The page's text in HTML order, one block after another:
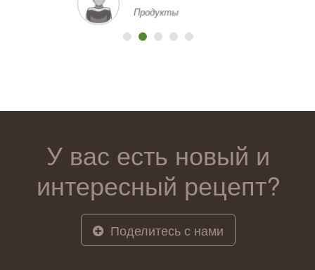
Продукты
У вас есть новый и
интересный рецепт?
Поделитесь с нами